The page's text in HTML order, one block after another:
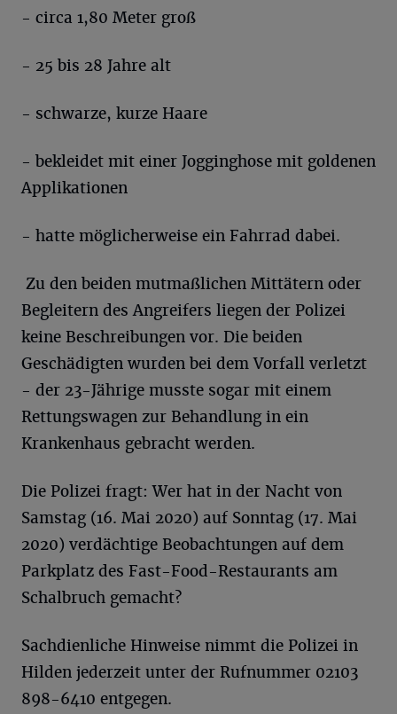
- circa 1,80 Meter groß
- 25 bis 28 Jahre alt
- schwarze, kurze Haare
- bekleidet mit einer Jogginghose mit goldenen
Applikationen
- hatte möglicherweise ein Fahrrad dabei.
Zu den beiden mutmaßlichen Mittätern oder
Begleitern des Angreifers liegen der Polizei
keine Beschreibungen vor. Die beiden
Geschädigten wurden bei dem Vorfall verletzt
- der 23-Jährige musste sogar mit einem
Rettungswagen zur Behandlung in ein
Krankenhaus gebracht werden.
Die Polizei fragt: Wer hat in der Nacht von
Samstag (16. Mai 2020) auf Sonntag (17. Mai
2020) verdächtige Beobachtungen auf dem
Parkplatz des Fast-Food-Restaurants am
Schalbruch gemacht?
Sachdienliche Hinweise nimmt die Polizei in
Hilden jederzeit unter der Rufnummer 02103
898-6410 entgegen.